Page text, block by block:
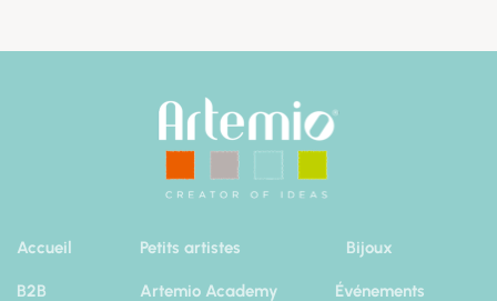
Accueil
B2B
Petits artistes
Artemio Academy
Bijoux
Événements